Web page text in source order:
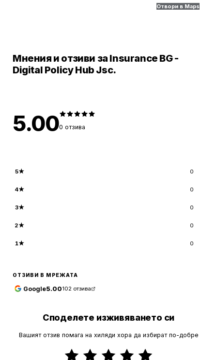
Отвори в Maps
Мнения и отзиви за Insurance BG -
Digital Policy Hub Jsc.
5.000 отзива
5★ 0
4★ 0
3★ 0
2★ 0
1★ 0
ОТЗИВИ В МРЕЖАТА
Google5.00102 отзива
Споделете изживяването си
Вашият отзив помага на хиляди хора да избират по-добре